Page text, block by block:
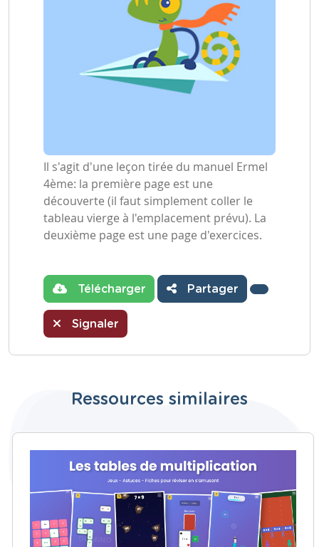
Il s'agit d'une leçon tirée du manuel Ermel
4ème: la première page est une
découverte (il faut simplement coller le
tableau vierge à l'emplacement prévu). La
deuxième page est une page d'exercices.
Télécharger Partager
Signaler
Ressources similaires